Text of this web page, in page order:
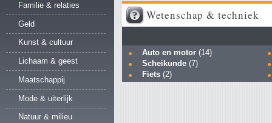
Familie & relaties
Geld
Kunst & cultuur
Lichaam & geest
Maatschappij
Mode & uiterlijk
Natuur & milieu
Wetenschap & techniek
Auto en motor(14)
Scheikunde(7)
Fiets(2)